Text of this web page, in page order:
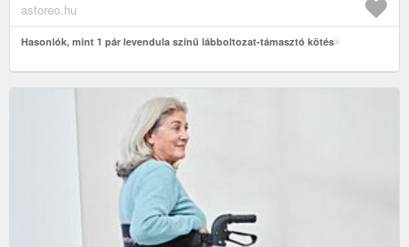
astoreo.hu
Hasonlók, mint 1 pár levendula színű lábboltozat-támasztó kötés